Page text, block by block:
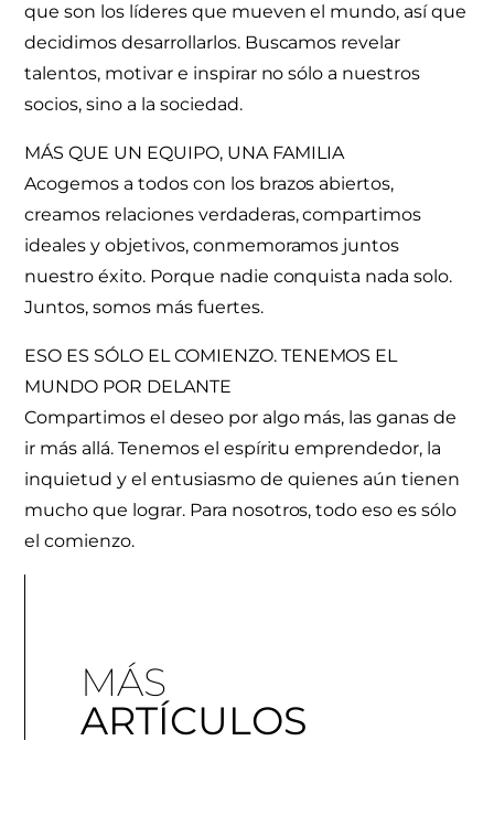
que son los líderes que mueven el mundo, así que
decidimos desarrollarlos. Buscamos revelar
talentos, motivar e inspirar no sólo a nuestros
socios, sino a la sociedad.
MÁS QUE UN EQUIPO, UNA FAMILIA
Acogemos a todos con los brazos abiertos,
creamos relaciones verdaderas, compartimos
ideales y objetivos, conmemoramos juntos
nuestro éxito. Porque nadie conquista nada solo.
Juntos, somos más fuertes.
ESO ES SÓLO EL COMIENZO. TENEMOS EL
MUNDO POR DELANTE
Compartimos el deseo por algo más, las ganas de
ir más allá. Tenemos el espíritu emprendedor, la
inquietud y el entusiasmo de quienes aún tienen
mucho que lograr. Para nosotros, todo eso es sólo
el comienzo.
MÁS
ARTÍCULOS